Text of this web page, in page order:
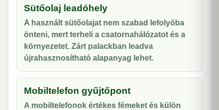
Sütőolaj leadóhely
A használt sütőolajat nem szabad lefolyóba
önteni, mert terheli a csatornahálózatot és a
környezetet. Zárt palackban leadva
újrahasznosítható alapanyag lehet.
Mobiltelefon gyűjtőpont
A mobiltelefonok értékes fémeket és külön